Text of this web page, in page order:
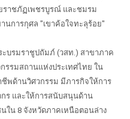
ราชภัฏเพชรบูรณ์ และชมรม
นการกุศล "เขาค้อใจทะลุร้อย"
ะบรมราชูปถัมภ์ (วสท.) สาขาภาค
รรมสถานแห่งประเทศไทย ใน
พด้านวิศวกรรม มีภารกิจให้การ
ร และให้การสนับสนุนด้าน
ใน 8 จังหวัดภาคเหนือตอนล่าง